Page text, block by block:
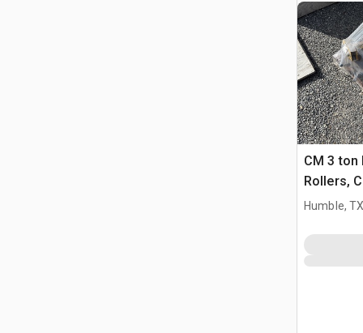
CM 3 ton
Rollers,
Bolts)
Humble,